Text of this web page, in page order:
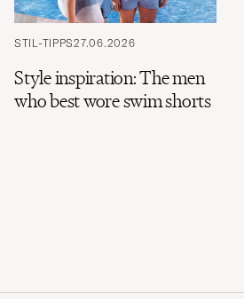
STIL-TIPPS27.06.2026
Style inspiration: The men
who best wore swim shorts